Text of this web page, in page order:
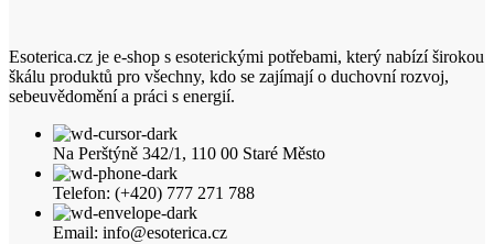
Esoterica.cz je e-shop s esoterickými potřebami, který nabízí širokou
škálu produktů pro všechny, kdo se zajímají o duchovní rozvoj,
sebeuvědomění a práci s energií.
Na Perštýně 342/1, 110 00 Staré Město
Telefon: (+420) 777 271 788
Email: info@esoterica.cz